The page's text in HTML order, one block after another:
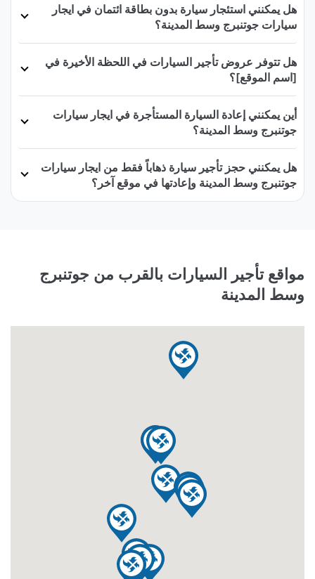
هل يمكنني استئجار سيارة بدون بطاقة ائتمان في ايجار
سيارات جوتنبرج وسط المدينة؟
هل تتوفر عروض تأجير السيارات في اللحظة الأخيرة في
[اسم الموقع]؟
أين يمكنني إعادة السيارة المستأجرة في ايجار سيارات
جوتنبرج وسط المدينة؟
هل يمكنني حجز تأجير سيارة ذهاباً فقط من ايجار سيارات
جوتنبرج وسط المدينة وإعادتها في موقع آخر؟
مواقع تأجير السيارات بالقرب من جوتنبرج
وسط المدينة